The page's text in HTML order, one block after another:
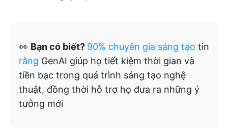
👀 Bạn có biết? 90% chuyên gia sáng tạo tin
rằng GenAI giúp họ tiết kiệm thời gian và
tiền bạc trong quá trình sáng tạo nghệ
thuật, đồng thời hỗ trợ họ đưa ra những ý
tưởng mới